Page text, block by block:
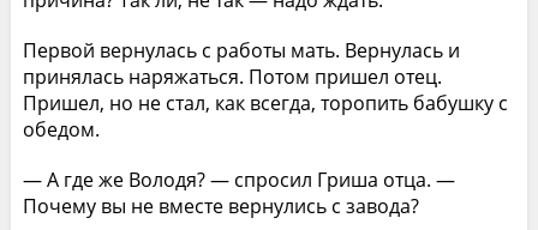
Первой вернулась с работы мать. Вернулась и
принялась наряжаться. Потом пришел отец.
Пришел, но не стал, как всегда, торопить бабушку с
обедом.
— А где же Володя? — спросил Гриша отца. —
Почему вы не вместе вернулись с завода?